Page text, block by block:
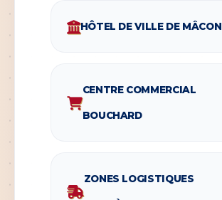
HÔTEL DE VILLE DE MÂCON
CENTRE COMMERCIAL
BOUCHARD
ZONES LOGISTIQUES